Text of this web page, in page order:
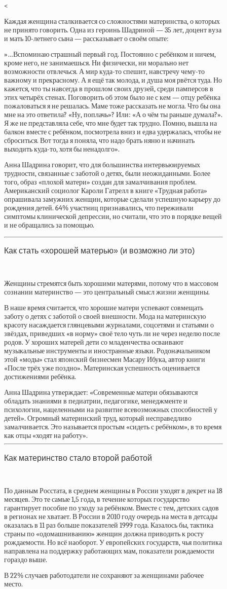
<
Каждая женщина сталкивается со сложностями материнства, о которых
не принято говорить. Одна из героинь Шадриной — 35 лет, доцент вуза
и мать 10-летнего сына — рассказывает о своём опыте:
»…Вспоминаю страшный первый год. Постоянно с ребёнком и ничем,
кроме него, не занимаешься. Ни физически, ни морально нет
возможности отвлечься. А мир куда-то спешит, навстречу чему-то
важному и прекрасному. А я ещё так молода, и душа моя рвётся туда. Но
кажется, что ты навсегда в прошлом своих друзей, среди памперсов в
этих четырёх стенах. Поговорить об этом было не с кем — отцу ребёнка
пожаловаться я не решалась. Маме тоже рассказать не могла. Что бы она
мне на это ответила? «Ну, поплачь»? Или: «А о чём ты раньше думала?».
Я же не представляла себе, что мне будет так трудно. Помню, вышла на
балкон вместе с ребёнком, посмотрела вниз и едва удержалась, чтобы не
сброситься. Вот тогда я поняла, что надо брать няню и начинать
выходить куда-то, хотя бы ненадолго».
Анна Шадрина говорит, что для большинства интервьюируемых
трудности, связанные с заботой о детях, были неожиданными. Более
того, образ «плохой матери» создан для замалчивания проблем.
Американский социолог Кароли Гатрелл в книге «Трудная работа»
опрашивала замужних женщин, которые сделали успешную карьеру до
рождения детей. 64% участниц признавались, что переживали
симптомы клинической депрессии, но считали, что это в порядке вещей
и не обращались за помощью.
Как стать «хорошей матерью» (и возможно ли это)
Женщины стремятся быть хорошими матерями, потому что в массовом
сознании материнство — это центральный смысл жизни женщины.
В наше время считается, что хорошие матери успевают совмещать
заботу о детях с заботой о своей внешности. Мода на материнскую
красоту насаждается глянцевыми журналами, соцсетями и статьями о
звёздах, приведших «в норму» своё тело чуть ли не через неделю после
родов. У хороших матерей дети со младенчества осваивают
музыкальные инструменты и иностранные языки. Родоначальником
этой «моды» стал японский бизнесмен Масару Ибука, автор книги
«После трёх уже поздно». Материнская успешность оценивается
достижениями ребёнка.
Анна Шадрина утверждает: «Современные матери обязываются
обладать знаниями в педиатрии, педагогике, менеджменте и
психологии, нацеленными на развитие всевозможных способностей у
детей». Огромный материнский труд, который несправедливо
замалчивается. Это называется простым «сидеть с ребёнком», в то время
как отцы «ходят на работу».
Как материнство стало второй работой
По данным Росстата, в среднем женщины в России уходят в декрет на 18
месяцев. Это те самые 1,5 года, в течение которых государство
гарантирует пособие по уходу за ребёнком. Вместе с тем, детских садов
в регионах не хватает. В России в 2010 году очередь на места в детсады
оказалась в 11 раз больше показателей 1999 года. Казалось бы, тактика
страны по «одомашниванию» женщин должна приводить к росту
рождаемости. Но всё наоборот. У европейских государств, чья политика
направлена на поддержку работающих мам, показатели рождаемости
гораздо выше.
В 22% случаев работодатели не сохраняют за женщинами рабочее
место.